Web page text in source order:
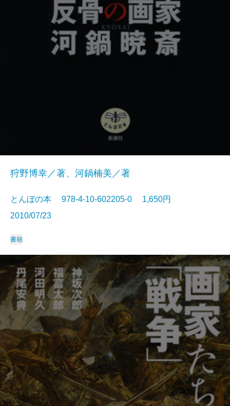
狩野博幸／著、河鍋楠美／著
とんぼの本 978-4-10-602205-0 1,650円
2010/07/23
書籍